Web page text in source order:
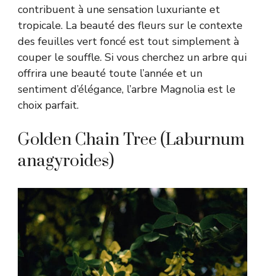
contribuent à une sensation luxuriante et
tropicale. La beauté des fleurs sur le contexte
des feuilles vert foncé est tout simplement à
couper le souffle. Si vous cherchez un arbre qui
offrira une beauté toute l’année et un
sentiment d’élégance, l’arbre Magnolia est le
choix parfait.
Golden Chain Tree (Laburnum
anagyroides)